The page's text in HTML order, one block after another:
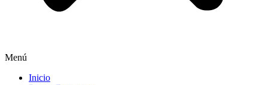
Menú
Inicio